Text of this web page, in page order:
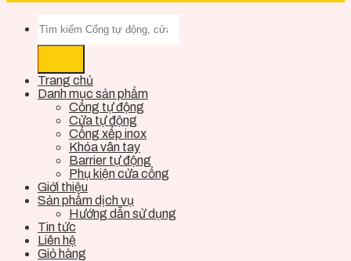
Trang chủ
Danh mục sản phẩm
Cổng tự động
Cửa tự động
Cổng xếp inox
Khóa vân tay
Barrier tự động
Phụ kiện cửa cổng
Giới thiệu
Sản phẩm dịch vụ
Hướng dẫn sử dụng
Tin tức
Liên hệ
Giỏ hàng